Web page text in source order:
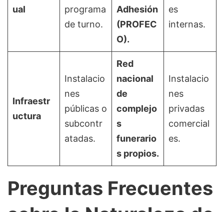
ual
programa
de turno.
Adhesión
(PROFEC
O).
es
internas.
Infraestr
uctura
Instalacio
nes
públicas o
subcontr
atadas.
Red
nacional
de
complejo
s
funerario
s propios.
Instalacio
nes
privadas
comercial
es.
Preguntas Frecuentes